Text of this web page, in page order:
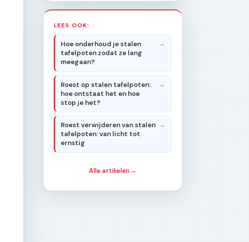
LEES OOK:
Hoe onderhoud je stalen
tafelpoten zodat ze lang
meegaan?
Roest op stalen tafelpoten:
hoe ontstaat het en hoe
stop je het?
Roest verwijderen van stalen
tafelpoten: van licht tot
ernstig
Alle artikelen